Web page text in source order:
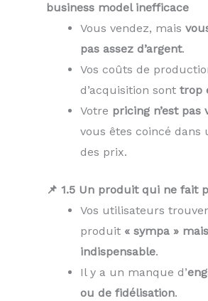
business model inefficace
Vous vendez, mais
pas assez d’argent.
Vos coûts de
d’acquisition sont trop
Votre pricing n’est pas
vous êtes coincé dans
des prix.
📌 1.5 Un produit qui ne fait
Vos utilisateurs
produit « sympa »
indispensable.
Il y a un manque d’
ou de fidélisation.